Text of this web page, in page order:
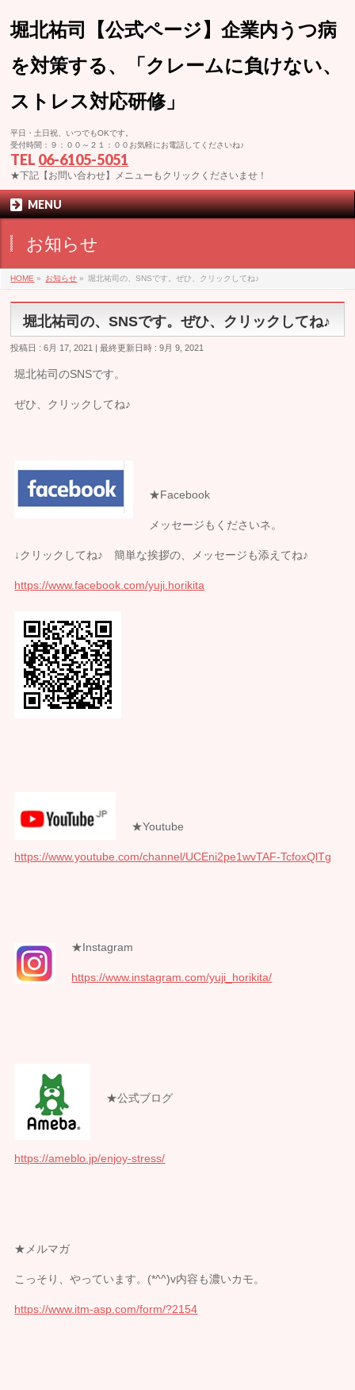
堀北祐司【公式ページ】企業内うつ病
を対策する、「クレームに負けない、
ストレス対応研修」
平日・土日祝、いつでもOKです。
受付時間：９：００～２１：００お気軽にお電話してくださいね♪
TEL 06-6105-5051
★下記【お問い合わせ】メニューもクリックくださいませ！
MENU
お知らせ
HOME » お知らせ » 堀北祐司の、SNSです。ぜひ、クリックしてね♪
堀北祐司の、SNSです。ぜひ、クリックしてね♪
投稿日 : 6月 17, 2021 最終更新日時 : 9月 9, 2021
堀北祐司のSNSです。
ぜひ、クリックしてね♪
★Facebook
メッセージもくださいネ。
↓クリックしてね♪ 簡単な挨拶の、メッセージも添えてね♪
https://www.facebook.com/yuji.horikita
★Youtube
https://www.youtube.com/channel/UCEni2pe1wvTAF-TcfoxQlTg
★Instagram
https://www.instagram.com/yuji_horikita/
★公式ブログ
https://ameblo.jp/enjoy-stress/
★メルマガ
こっそり、やっています。(*^^)v内容も濃いカモ。
https://www.itm-asp.com/form/?2154